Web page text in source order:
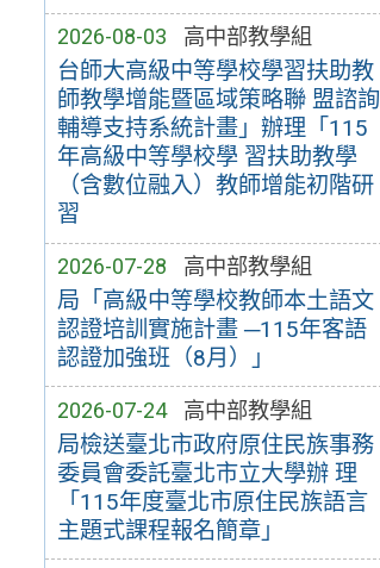
2026-08-03 高中部教學組
台師大高級中等學校學習扶助教
師教學增能暨區域策略聯 盟諮詢
輔導支持系統計畫」辦理「115
年高級中等學校學 習扶助教學
（含數位融入）教師增能初階研
習
2026-07-28 高中部教學組
局「高級中等學校教師本土語文
認證培訓實施計畫 ─115年客語
認證加強班（8月）」
2026-07-24 高中部教學組
局檢送臺北市政府原住民族事務
委員會委託臺北市立大學辦 理
「115年度臺北市原住民族語言
主題式課程報名簡章」